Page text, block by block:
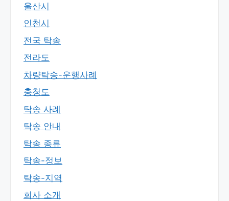
울산시
인천시
전국 탁송
전라도
차량탁송-운행사례
충청도
탁송 사례
탁송 안내
탁송 종류
탁송-정보
탁송-지역
회사 소개